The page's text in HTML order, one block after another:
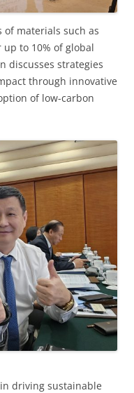
of materials such as
to 10% of global
discusses strategies
through innovative
of low-carbon
driving sustainable